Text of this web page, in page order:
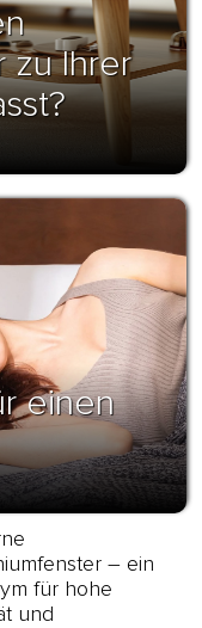
zu Ihrer
einen
– ein
für hohe
und